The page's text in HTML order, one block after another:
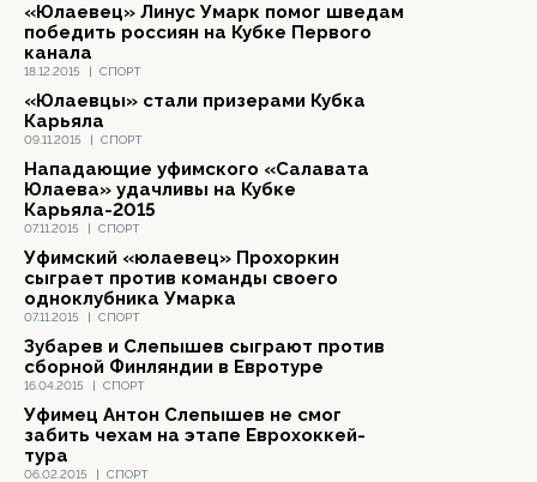
18.12.2015 | СПОРТ
«Юлаевец» Линус Умарк помог шведам
победить россиян на Кубке Первого
канала
09.11.2015 | СПОРТ
«Юлаевцы» стали призерами Кубка
Карьяла
07.11.2015 | СПОРТ
Нападающие уфимского «Салавата
Юлаева» удачливы на Кубке
Карьяла-2015
07.11.2015 | СПОРТ
Уфимский «юлаевец» Прохоркин
сыграет против команды своего
одноклубника Умарка
16.04.2015 | СПОРТ
Зубарев и Слепышев сыграют против
сборной Финляндии в Евротуре
06.02.2015 | СПОРТ
Уфимец Антон Слепышев не смог
забить чехам на этапе Еврохоккей-
тура